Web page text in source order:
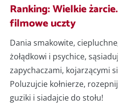
Ranking: Wielkie
filmowe uczty
Dania smakowite,
żołądkowi i psychice,
zapychaczami, kojarzącymi
Poluzujcie kołnierze,
guziki i siadajcie do stołu!